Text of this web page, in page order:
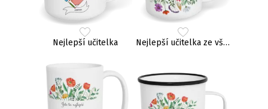
Nejlepší učitelka Nejlepší učitelka ze všech